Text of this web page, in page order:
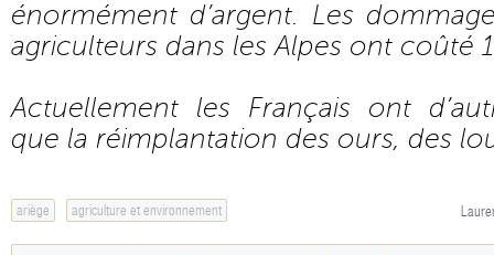
énormément d’argent. Les
agriculteurs dans les Alpes ont coûté
Actuellement les Français ont
que la réimplantation des ours, des
ariège agriculture et environnement